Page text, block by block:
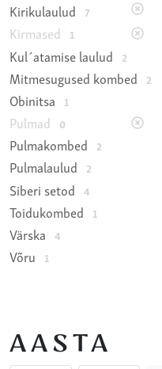
Kirikulaulud 7
Kirmased 1
Kul´atamise laulud 2
Mitmesugused kombed 2
Obinitsa 1
Pulmad 0
Pulmakombed 2
Pulmalaulud 2
Siberi setod 4
Toidukombed 1
Värska 4
Võru 1
AASTA